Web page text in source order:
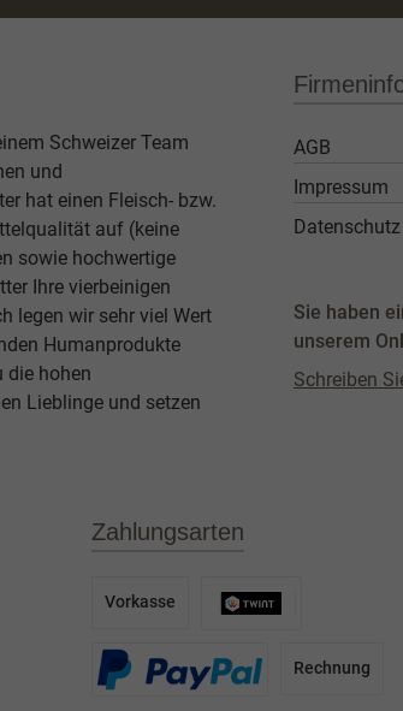
Schweizer Team
und
hat einen Fleisch- bzw.
auf (keine
sowie hochwertige
Ihre vierbeinigen
legen wir sehr viel Wert
Humanprodukte
die hohen
Lieblinge und setzen
AGB
Impressum
Datenschutz
Sie haben
unserem
Schreiben
Zahlungsarten
Vorkasse
Rechnung